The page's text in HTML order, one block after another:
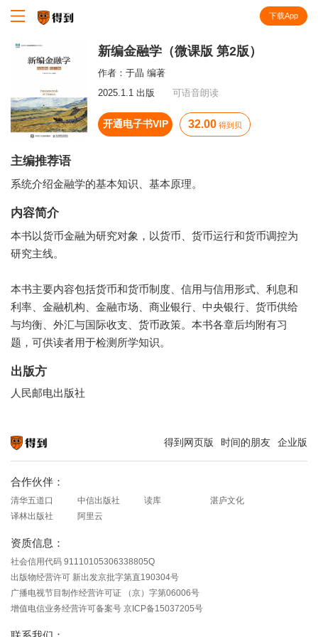
下载App
新编金融学（微课版 第2版）
作者： 于晶 编著
2025.1.1 出版
可语音朗读
开通电子书VIP 32.00 得到贝
主编推荐语
系统介绍金融学的基本知识、基本原理。
内容简介
本书以货币金融为研究对象，以货币、货币运行和货币调控为
研究主线。
本书主要内容包括货币和货币制度、信用与信用形式、利息和
利率、金融机构、金融市场、商业银行、中央银行、货币供给
与均衡、外汇与国际收支、货币政策。本书各章后均附有习
题，可供读者用于检测所学知识。
出版方
人民邮电出版社
得到网页版 时间的朋友 企业版
合作伙伴：
清华五道口 中信出版社 读库
湛庐文化
译林出版社
阿里云
资质信息：
社会信用代码 91110105306338805Q
出版物经营许可 新出发京批字第直190304号
广播电视节目制作经营许可证 （京）字第06006号
增值电信业务经营许可备案号 京ICP备15037205号